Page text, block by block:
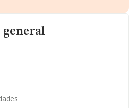
y registral complementaria.